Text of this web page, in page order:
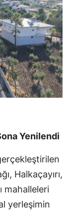
Yenilendi
Halkaçayırı,
mahalleleri
yerleşimin